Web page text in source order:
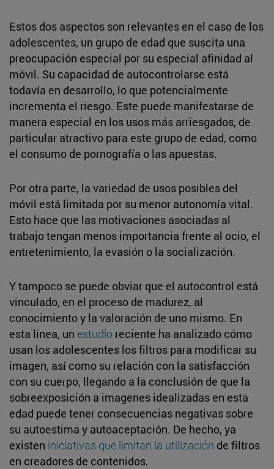
Estos dos aspectos son relevantes en el caso de los
adolescentes, un grupo de edad que suscita una
preocupación especial por su especial afinidad al
móvil. Su capacidad de autocontrolarse está
todavía en desarrollo, lo que potencialmente
incrementa el riesgo. Este puede manifestarse de
manera especial en los usos más arriesgados, de
particular atractivo para este grupo de edad, como
el consumo de pornografía o las apuestas.
Por otra parte, la variedad de usos posibles del
móvil está limitada por su menor autonomía vital.
Esto hace que las motivaciones asociadas al
trabajo tengan menos importancia frente al ocio, el
entretenimiento, la evasión o la socialización.
Y tampoco se puede obviar que el autocontrol está
vinculado, en el proceso de madurez, al
conocimiento y la valoración de uno mismo. En
esta línea, un estudio reciente ha analizado cómo
usan los adolescentes los filtros para modificar su
imagen, así como su relación con la satisfacción
con su cuerpo, llegando a la conclusión de que la
sobreexposición a imagenes idealizadas en esta
edad puede tener consecuencias negativas sobre
su autoestima y autoaceptación. De hecho, ya
existen iniciativas que limitan la utilización de filtros
en creadores de contenidos.